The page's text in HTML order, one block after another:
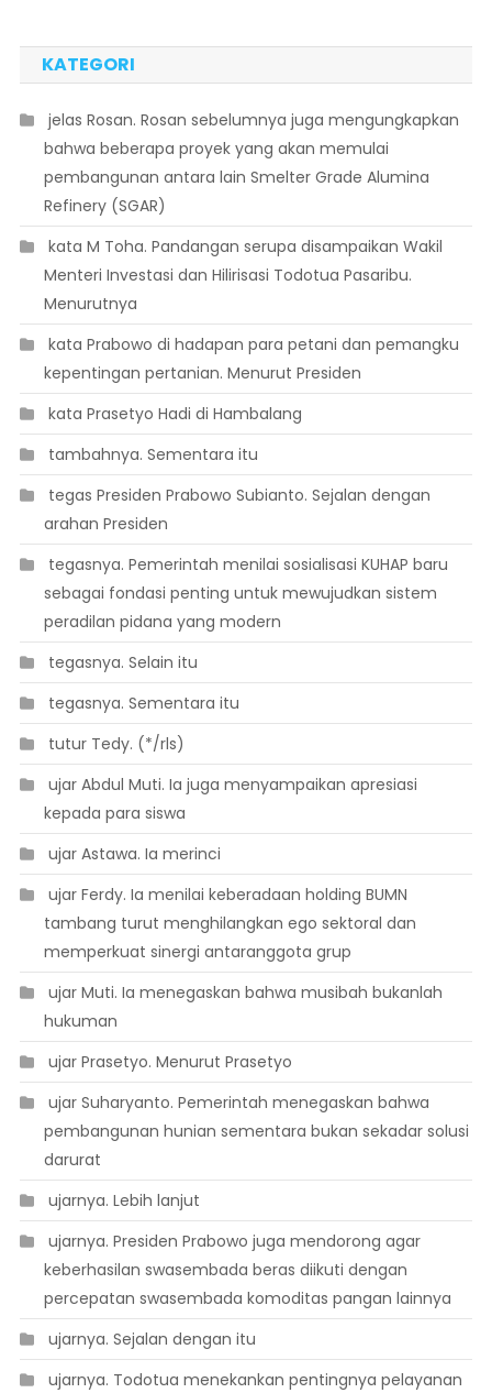
KATEGORI
 jelas Rosan. Rosan sebelumnya juga mengungkapkan
bahwa beberapa proyek yang akan memulai
pembangunan antara lain Smelter Grade Alumina
Refinery (SGAR)
 kata M Toha. Pandangan serupa disampaikan Wakil
Menteri Investasi dan Hilirisasi Todotua Pasaribu.
Menurutnya
 kata Prabowo di hadapan para petani dan pemangku
kepentingan pertanian. Menurut Presiden
 kata Prasetyo Hadi di Hambalang
 tambahnya. Sementara itu
 tegas Presiden Prabowo Subianto. Sejalan dengan
arahan Presiden
 tegasnya. Pemerintah menilai sosialisasi KUHAP baru
sebagai fondasi penting untuk mewujudkan sistem
peradilan pidana yang modern
 tegasnya. Selain itu
 tegasnya. Sementara itu
 tutur Tedy. (*/rls)
 ujar Abdul Muti. Ia juga menyampaikan apresiasi
kepada para siswa
 ujar Astawa. Ia merinci
 ujar Ferdy. Ia menilai keberadaan holding BUMN
tambang turut menghilangkan ego sektoral dan
memperkuat sinergi antaranggota grup
 ujar Muti. Ia menegaskan bahwa musibah bukanlah
hukuman
 ujar Prasetyo. Menurut Prasetyo
 ujar Suharyanto. Pemerintah menegaskan bahwa
pembangunan hunian sementara bukan sekadar solusi
darurat
 ujarnya. Lebih lanjut
 ujarnya. Presiden Prabowo juga mendorong agar
keberhasilan swasembada beras diikuti dengan
percepatan swasembada komoditas pangan lainnya
 ujarnya. Sejalan dengan itu
 ujarnya. Todotua menekankan pentingnya pelayanan